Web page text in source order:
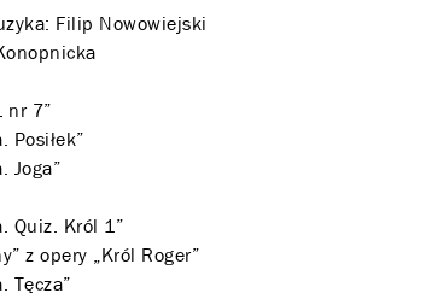
Filip Nowowiejski
nr 7”
Posiłek”
Joga”
Quiz. Król 1”
z opery „Król Roger”
Tęcza”